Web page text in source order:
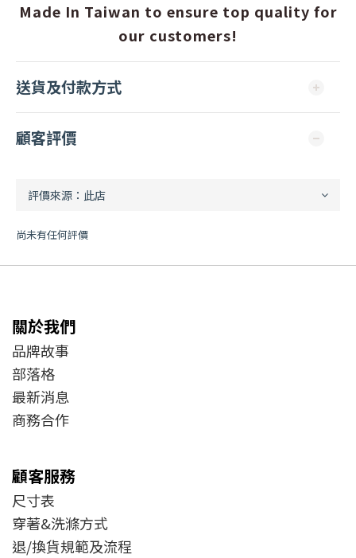
Made In Taiwan to ensure top quality for
our customers!
送貨及付款方式
顧客評價
尚未有任何評價
關於我們
品牌故事
部落格
最新消息
商務合作
顧客服務
尺寸表
穿著&洗滌方式
退/換貨規範及流程